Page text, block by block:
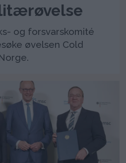
og forsvarskomité
øvelsen Cold